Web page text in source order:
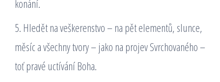
konání.
5. Hledět na veškerenstvo – na pět elementů, slunce,
měsíc a všechny tvory – jako na projev Svrchovaného –
toť pravé uctívání Boha.